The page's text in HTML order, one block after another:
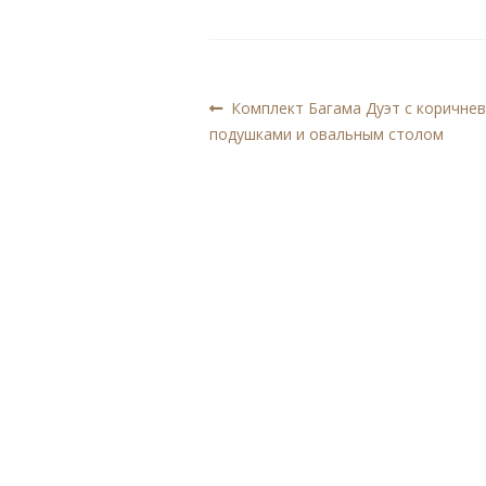
Навигация
по
Предыдущая
запись:
Комплект Багама Дуэт с
подушками и овальным столом